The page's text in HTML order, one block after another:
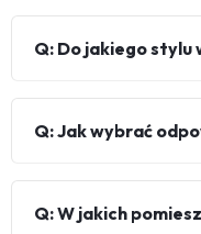
Q: Do jakiego
Q: Jak wybrać
Q: W jakich